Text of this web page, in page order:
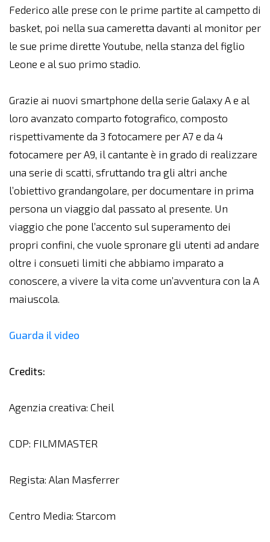
Federico alle prese con le prime partite al campetto di
basket, poi nella sua cameretta davanti al monitor per
le sue prime dirette Youtube, nella stanza del figlio
Leone e al suo primo stadio.
Grazie ai nuovi smartphone della serie Galaxy A e al
loro avanzato comparto fotografico, composto
rispettivamente da 3 fotocamere per A7 e da 4
fotocamere per A9, il cantante è in grado di realizzare
una serie di scatti, sfruttando tra gli altri anche
l’obiettivo grandangolare, per documentare in prima
persona un viaggio dal passato al presente. Un
viaggio che pone l’accento sul superamento dei
propri confini, che vuole spronare gli utenti ad andare
oltre i consueti limiti che abbiamo imparato a
conoscere, a vivere la vita come un’avventura con la A
maiuscola.
Guarda il video
Credits:
Agenzia creativa: Cheil
CDP: FILMMASTER
Regista: Alan Masferrer
Centro Media: Starcom